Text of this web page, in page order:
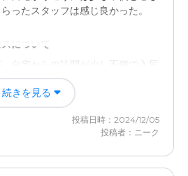
ったスタッフは感じ良かった。
について
、自宅からの訪問が少し不便で入居
我々には少し高かった。
続きを見る
投稿日時：2024/12/05
投稿者：ニーク